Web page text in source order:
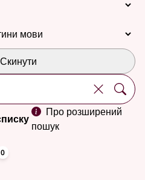
Скинути
Про розширений
пошук
0